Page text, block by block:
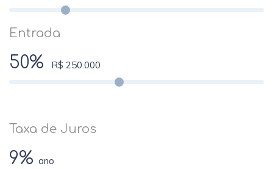
Entrada
50% R$ 250.000
Taxa de Juros
9% ano